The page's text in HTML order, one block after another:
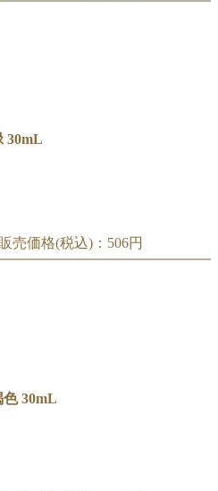
30mL
売価格(税込)： 506円
30mL